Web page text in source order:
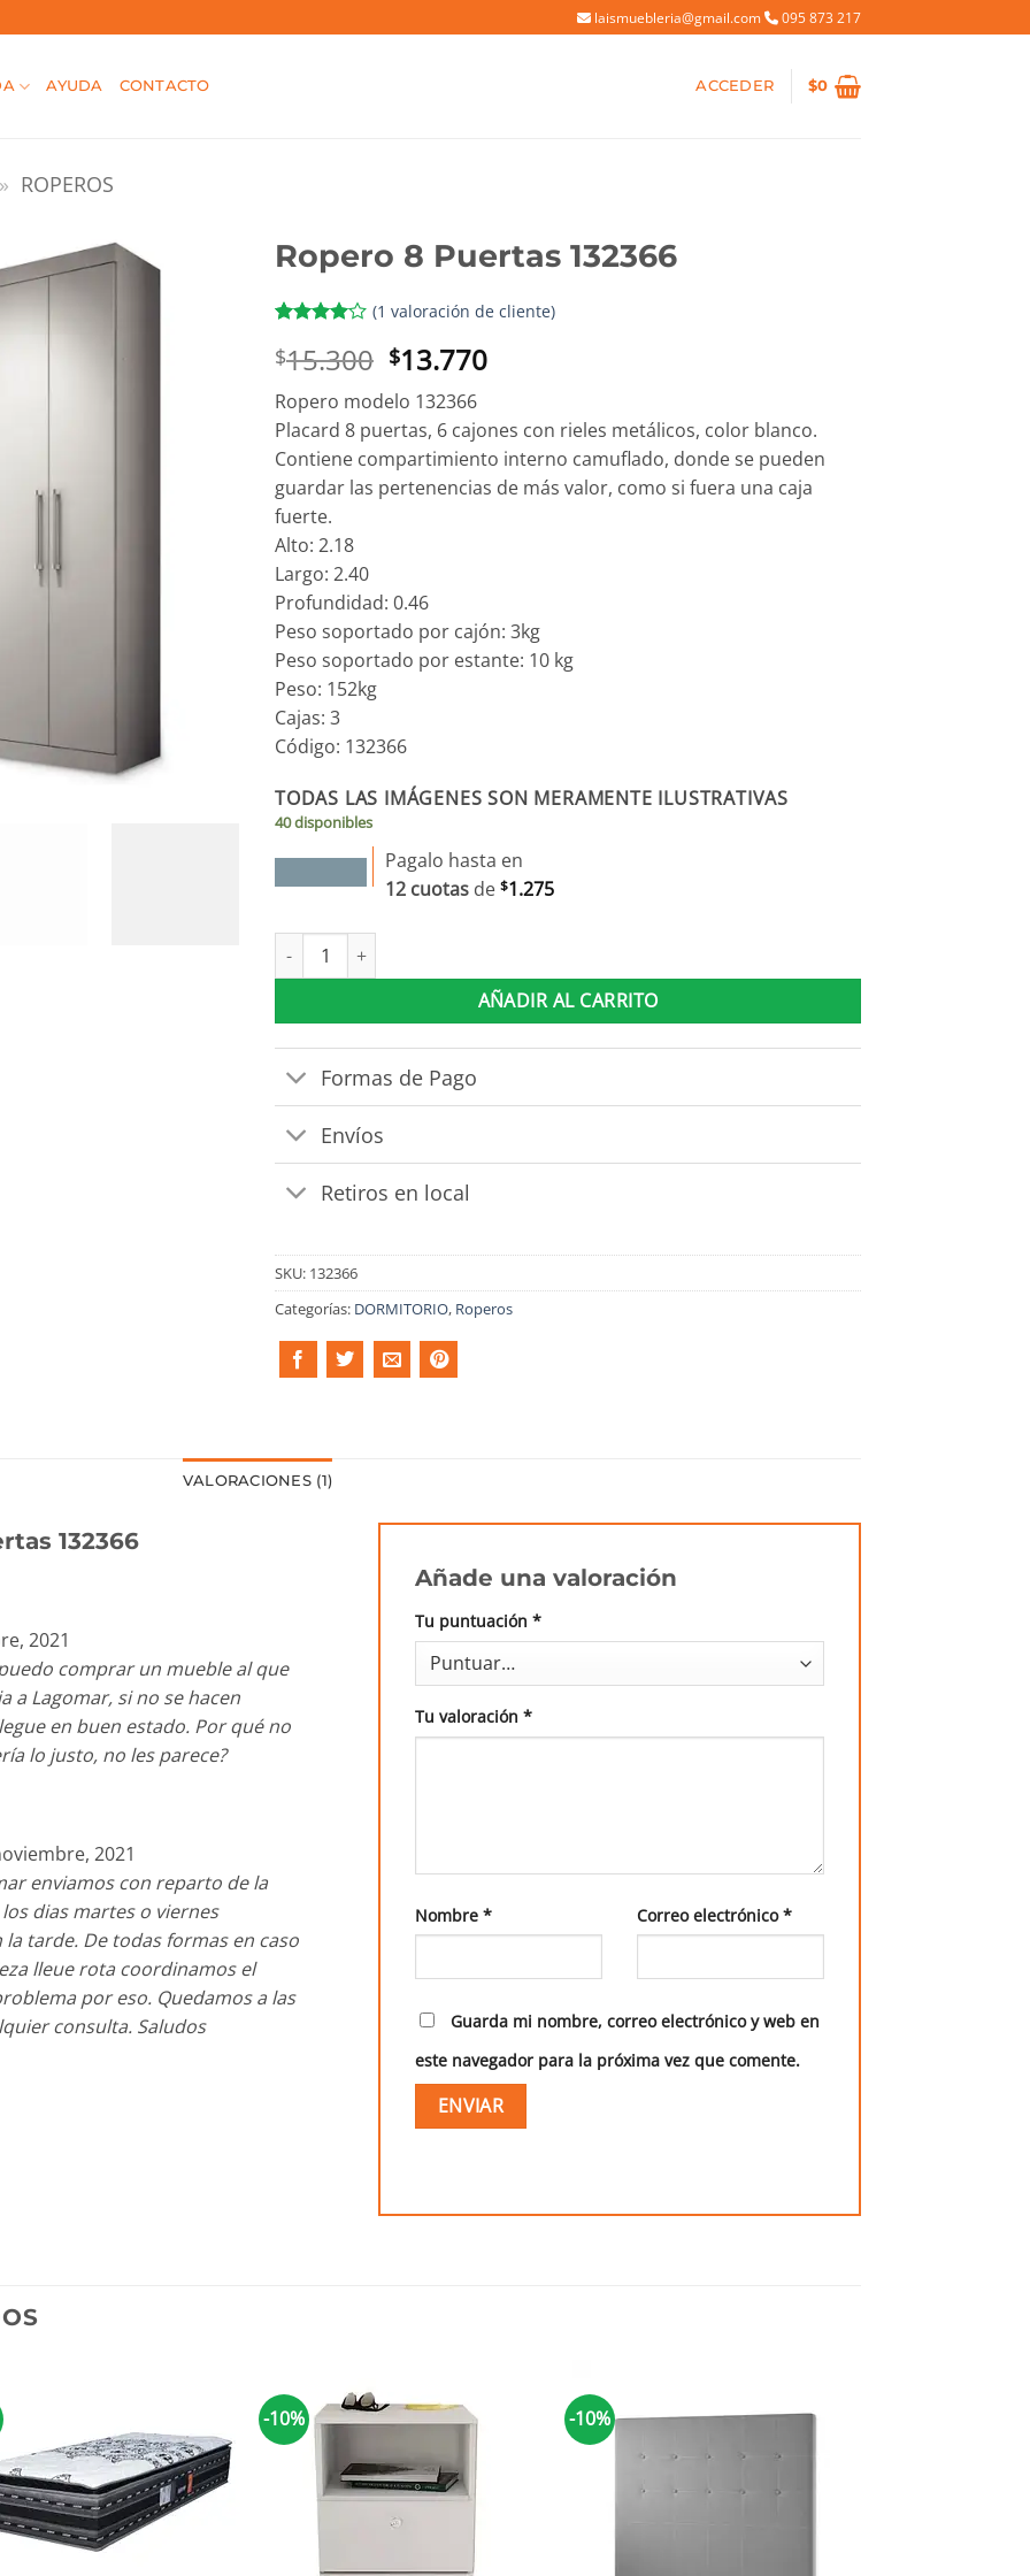
laismuebleria@gmail.com 095 873 217
AYUDA CONTACTO ACCEDER $0
» ROPEROS
Ropero 8 Puertas 132366
con4de
5 en
base a
valoración
de un
cliente
(1 valoración de cliente)
$15.300 El
precio
original
era:
$15.300.
$13.770El
es:
$13.770.
Ropero modelo 132366
Placard 8 puertas, 6 cajones con rieles metálicos, color blanco.
Contiene compartimiento interno camuflado, donde se pueden
guardar las pertenencias de más valor, como si fuera una caja
fuerte.
Alto: 2.18
Largo: 2.40
Profundidad: 0.46
Peso soportado por cajón: 3kg
Peso soportado por estante: 10 kg
Peso: 152kg
Cajas: 3
Código: 132366
TODAS LAS IMÁGENES SON MERAMENTE ILUSTRATIVAS
40 disponibles
Pagalo hasta en
12 cuotas de $1.275
Ropero 8 Puertas 132366 cantidad
AÑADIR AL CARRITO
Formas de Pago
Envíos
Retiros en local
SKU: 132366
Categorías: DORMITORIO, Roperos
VALORACIONES (1)
132366
2021
comprar un mueble al que
a Lagomar, si no se hacen
en buen estado. Por qué no
lo justo, no les parece?
2021
enviamos con reparto de la
dias martes o viernes
tarde. De todas formas en caso
lleue rota coordinamos el
por eso. Quedamos a las
consulta. Saludos
Añade una valoración
Tu puntuación *
Tu valoración *
Nombre * Correo electrónico*
Guarda mi nombre, correo electrónico y web en
este navegador para la próxima vez que comente.
-10% -10%